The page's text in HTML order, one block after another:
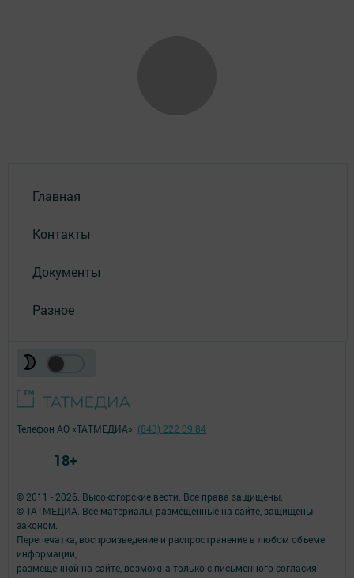
Главная
Контакты
Документы
Разное
© 2011 - 2026. Высокогорские вести. Все права защищены.
© ТАТМЕДИА. Все материалы, размещенные на сайте, защищены
законом.
Перепечатка, воспроизведение и распространение в любом объеме
информации,
размещенной на сайте, возможна только с письменного согласия
Телефон АО «ТАТМЕДИА»: (843) 222 09 84
18+